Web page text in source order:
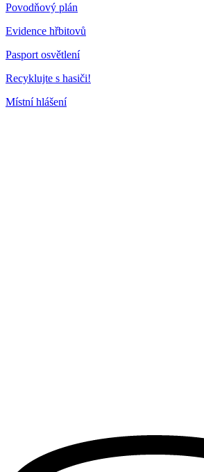
Povodňový plán
Evidence hřbitovů
Pasport osvětlení
Recyklujte s hasiči!
Místní hlášení